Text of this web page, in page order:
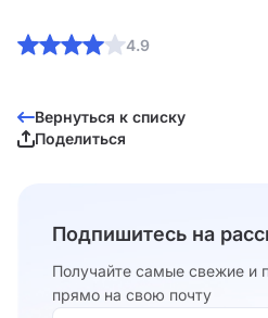
4.9
Вернуться к списку
Поделиться
Подпишитесь на
Получайте самые свежие и
прямо на свою почту